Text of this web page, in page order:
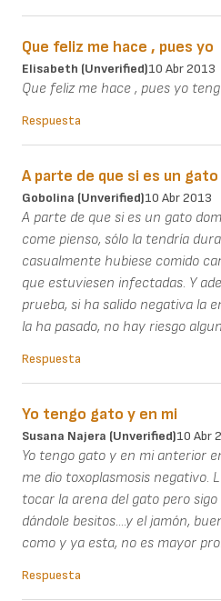
Que feliz me hace , pues yo
Elisabeth (unverified)10 Abr 2013
Que feliz me hace , pues yo
Respuesta
A parte de que si es un gato
Gobolina (unverified)10 Abr 2013
A parte de que si es un gato
come pienso, sólo la tendría
casualmente hubiese comido
que estuviesen infectadas. Y
prueba, si ha salido negativa la
la ha pasado, no hay riesgo
Respuesta
Yo tengo gato y en mi
Susana Najera (unverified)10 Abr
Yo tengo gato y en mi anterior
me dio toxoplasmosis negativo.
tocar la arena del gato pero
dándole besitos....y el jamón,
como y ya esta, no es mayor
Respuesta